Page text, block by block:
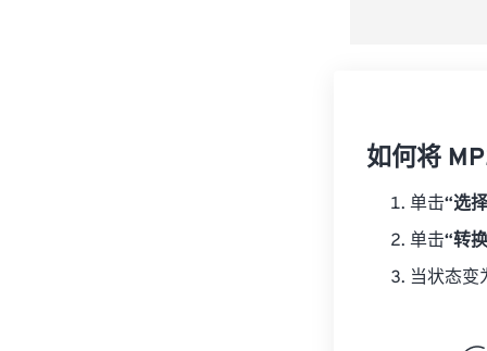
如何将
单击“选
单击“转
当状态变